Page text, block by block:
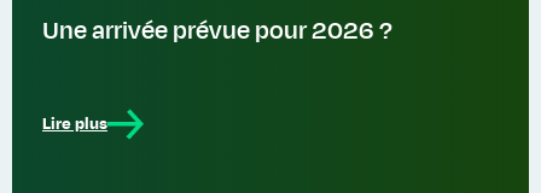
Une arrivée prévue pour 2026 ?
Lire plus